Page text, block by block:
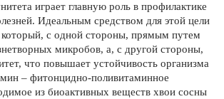
играет главную роль в профилактике
Идеальным средством для этой цели
который, с одной стороны, прямым путем
микробов, а, с другой стороны,
что повышает устойчивость организма
– фитонцидно-поливитаминное
из биоактивных веществ хвои сосны